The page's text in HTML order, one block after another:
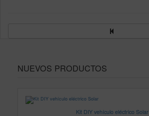
NUEVOS PRODUCTOS
Kit DIY vehículo eléctrico Solar